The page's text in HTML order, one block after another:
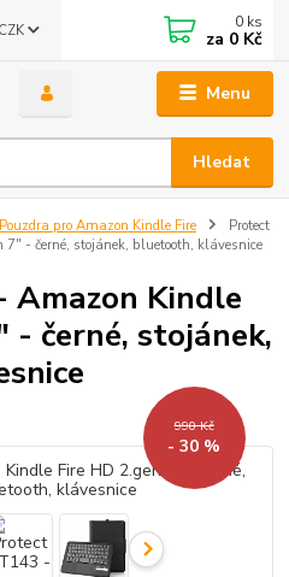
Menu
CZK
Hledat
0 ks
za 0 Kč
Pouzdra pro Amazon Kindle Fire
Protect
- černé, stojánek, bluetooth, klávesnice
Amazon Kindle
- černé, stojánek,
990 Kč
- 30 %